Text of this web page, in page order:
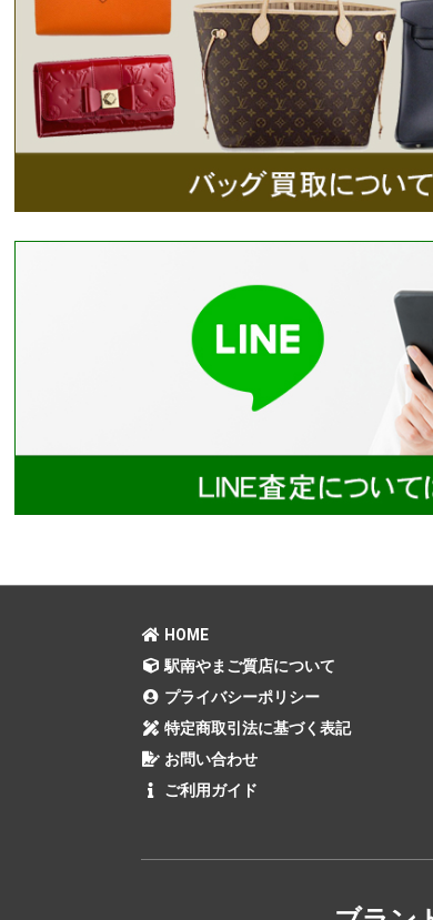
HOME
駅南やまご質店について
プライバシーポリシー
特定商取引法に基づく表記
お問い合わせ
ご利用ガイド